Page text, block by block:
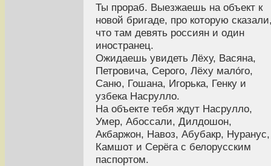
Ты прораб. Выезжаешь на объект к
новой бригаде, про которую
что там девять россиян и один
иностранец.
Ожидаешь увидеть Лёху, Васяна,
Петровича, Серого, Лёху мало́го,
Саню, Гошана, Игорька, Генку и
узбека Насрулло.
На объекте тебя ждут Насрулло,
Умер, Абоссали, Дилдошон,
Акбаржон, Навоз, Абубакр, Нуранус,
Камшот и Серёга с белорусским
паспортом.